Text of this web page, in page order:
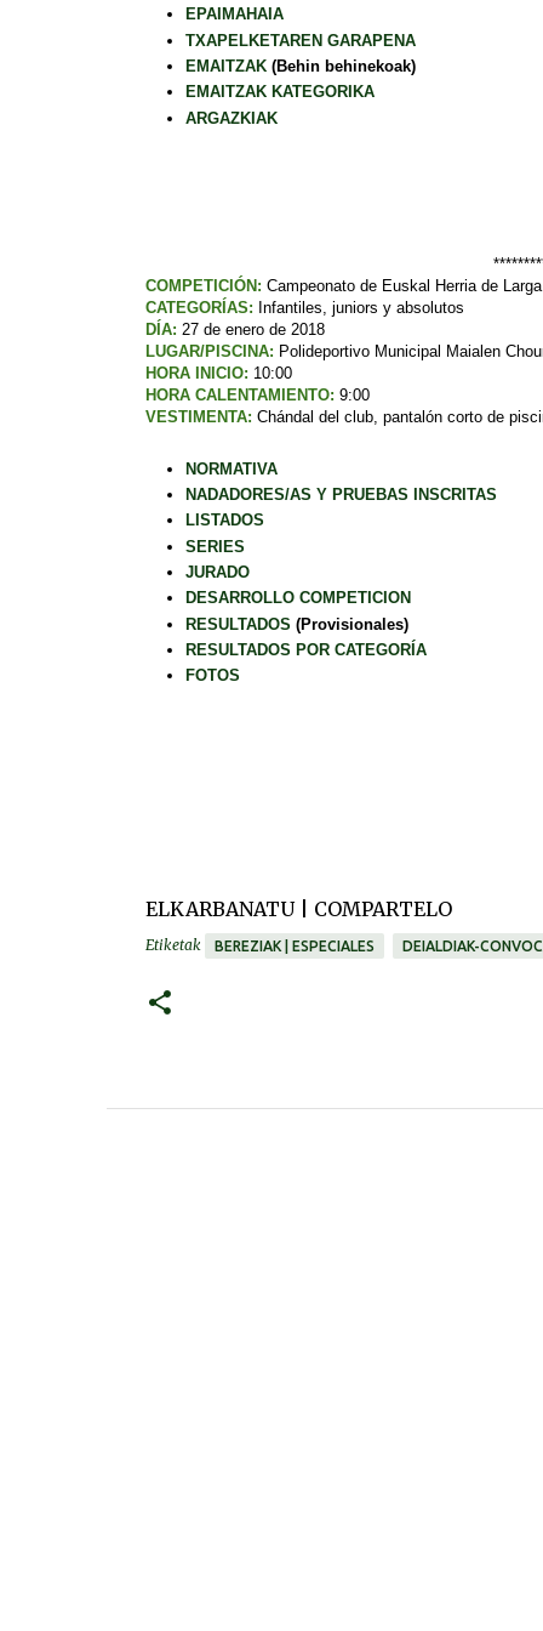
EPAIMAHAIA
TXAPELKETAREN GARAPENA
EMAITZAK(Behin behinekoak)
EMAITZAK KATEGORIKA
ARGAZKIAK
COMPETICIÓN : Campeonato de Euskal Herria de
CATEGORÍAS: Infantiles, juniors y absolutos
DÍA: 27 de enero de 2018
LUGAR/PISCINA: Polideportivo Municipal Maialen
HORA INICIO: 10:00
HORA CALENTAMIENTO: 9:00
VESTIMENTA: Chándal del club, pantalón corto de
NORMATIVA
NADADORES/AS Y PRUEBAS INSCRITAS
LISTADOS
SERIES
JURADO
DESARROLLO COMPETICION
RESULTADOS (Provisionales)
RESULTADOS POR CATEGORÍA
FOTOS
ELKARBANATU | COMPARTELO
Etiketak BEREZIAK | ESPECIALES DEIALDIAK-